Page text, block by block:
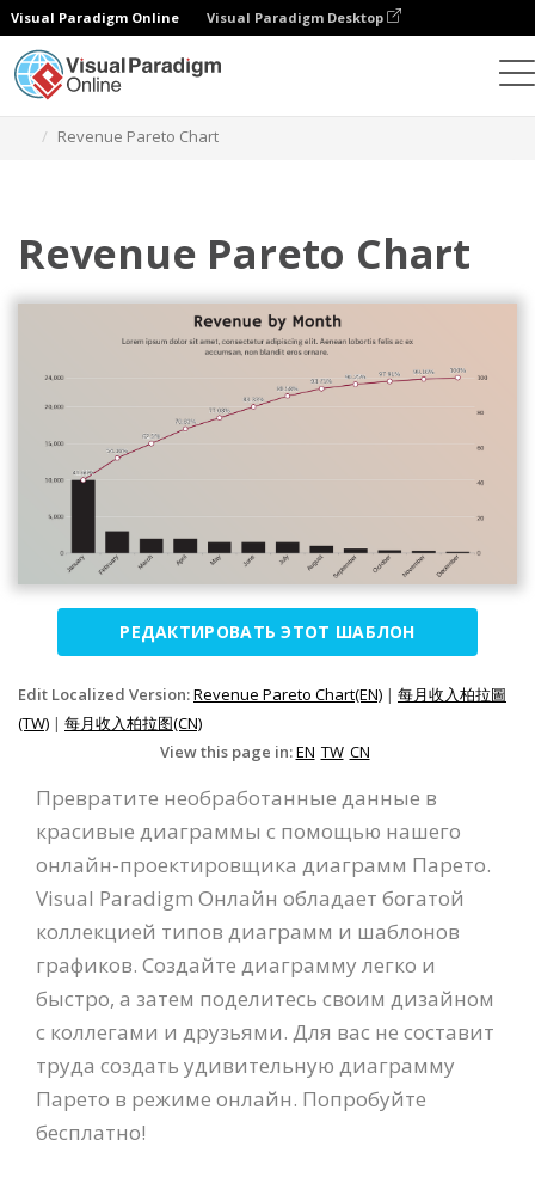
Visual Paradigm Online Visual Paradigm Desktop
Revenue Pareto Chart
Revenue Pareto Chart
РЕДАКТИРОВАТЬ ЭТОТ ШАБЛОН
Edit Localized Version:Revenue Pareto Chart(EN) | 每月收入柏拉圖
(TW) | 每月收入柏拉图(CN)
View this page in:EN TW CN
Превратите необработанные данные в
красивые диаграммы с помощью нашего
онлайн-проектировщика диаграмм Парето.
Visual Paradigm Онлайн обладает богатой
коллекцией типов диаграмм и шаблонов
графиков. Создайте диаграмму легко и
быстро, а затем поделитесь своим дизайном
с коллегами и друзьями. Для вас не составит
труда создать удивительную диаграмму
Парето в режиме онлайн. Попробуйте
бесплатно!